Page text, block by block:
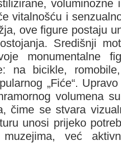
vitalnošću i
ove figure postaju
Središnji
monumentalne
na bicikle,
„Fiće“.
volumena
čime se stvara
unosi prijeko
već